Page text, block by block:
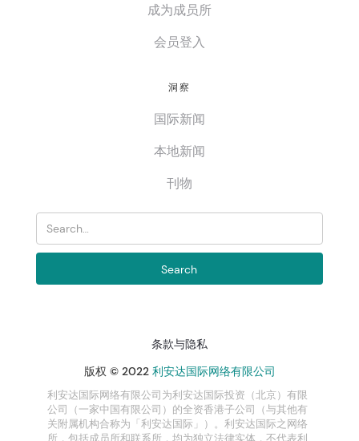
成为成员所
会员登入
洞察
国际新闻
本地新闻
刊物
条款与隐私
版权 © 2022 利安达国际网络有限公司
利安达国际网络有限公司为利安达国际投资（北京）有限
公司（一家中国有限公司）的全资香港子公司（与其他有
关附属机构合称为「利安达国际」）。利安达国际之网络
所，包括成员所和联系所，均为独立法律实体，不代表利